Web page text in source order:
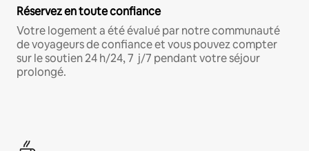
Réservez en toute confiance
Votre logement a été évalué par notre communauté
de voyageurs de confiance et vous pouvez compter
sur le soutien 24 h/24, 7 j/7 pendant votre séjour
prolongé.